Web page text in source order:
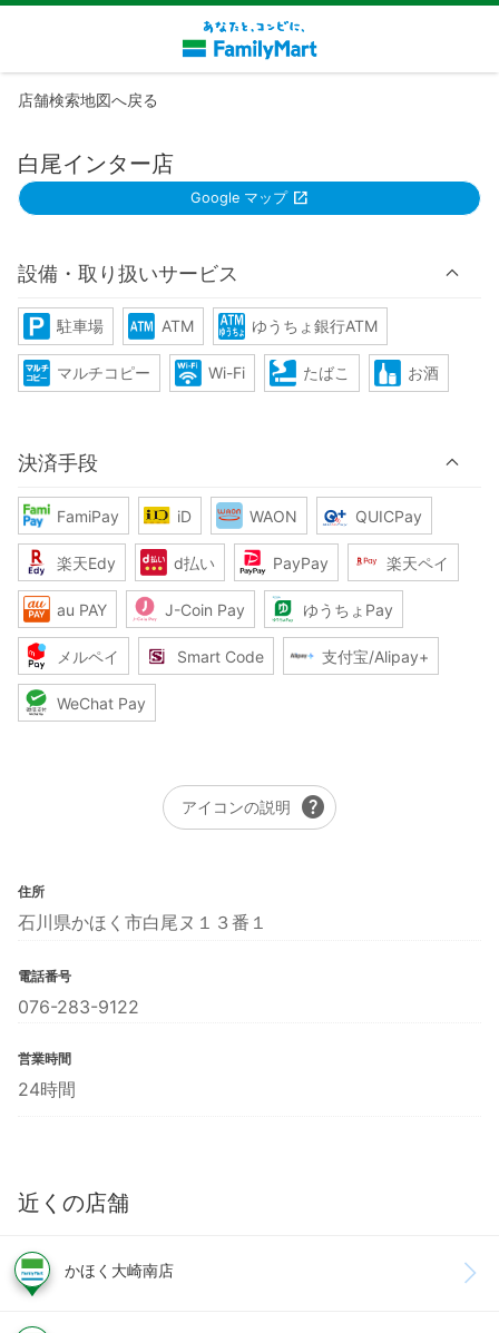
店舗検索地図へ戻る
白尾インター店
Google マップ
設備・取り扱いサービス
駐車場 ATM ゆうちょ銀行ATM
マルチコピー Wi-Fi たばこ お酒
決済手段
FamiPay iD WAON QUICPay
楽天Edy d払い PayPay 楽天ペイ
au PAY J-Coin Pay ゆうちょPay
メルペイ Smart Code 支付宝/Alipay+
WeChat Pay
アイコンの説明 help
住所
石川県かほく市白尾ヌ１３番１
電話番号
076-283-9122
営業時間
24時間
近くの店舗
かほく大崎南店